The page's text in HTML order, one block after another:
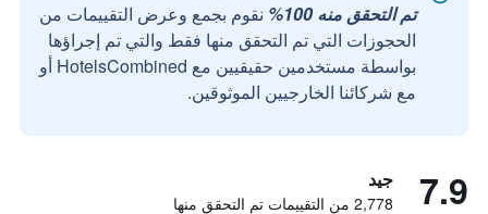
تم التحقق منه 100%
نقوم بجمع وعرض التقييمات من
الحجوزات التي تم التحقق منها فقط والتي تم إجراؤها
بواسطة مستخدمين حقيقيين مع HotelsCombined أو
مع شركائنا الخارجيين الموثوقين.
7.9 جيد
2,778 من التقييمات تم التحقق منها